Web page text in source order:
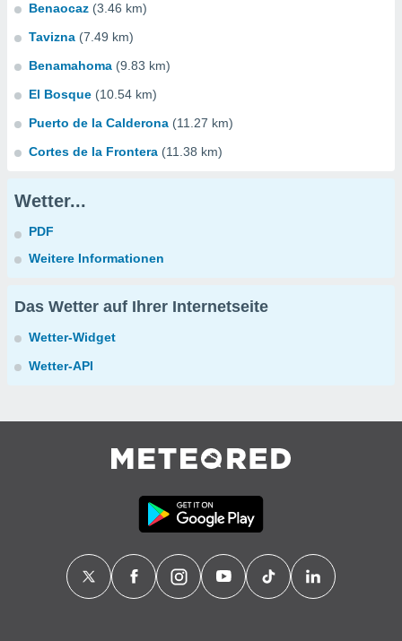
Benaocaz (3.46 km)
Tavizna (7.49 km)
Benamahoma (9.83 km)
El Bosque (10.54 km)
Puerto de la Calderona (11.27 km)
Cortes de la Frontera (11.38 km)
Wetter...
PDF
Weitere Informationen
Das Wetter auf Ihrer Internetseite
Wetter-Widget
Wetter-API